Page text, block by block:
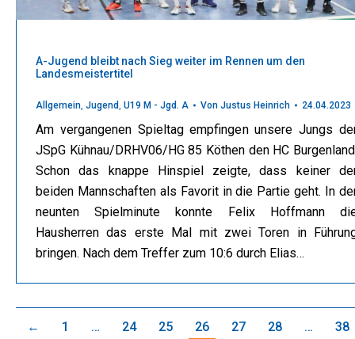
A-Jugend bleibt nach Sieg weiter im Rennen um den
Landesmeistertitel
Allgemein, Jugend, U19 M - Jgd. A Von Justus Heinrich 24.04.2023
Am vergangenen Spieltag empfingen unsere Jungs
JSpG Kühnau/DRHV06/HG 85 Köthen den HC
Schon das knappe Hinspiel zeigte, dass keiner
beiden Mannschaften als Favorit in die Partie geht. In
neunten Spielminute konnte Felix Hoffmann
Hausherren das erste Mal mit zwei Toren in
bringen. Nach dem Treffer zum 10:6 durch Elias…
← 1 … 24 25 26 27 28 …
38